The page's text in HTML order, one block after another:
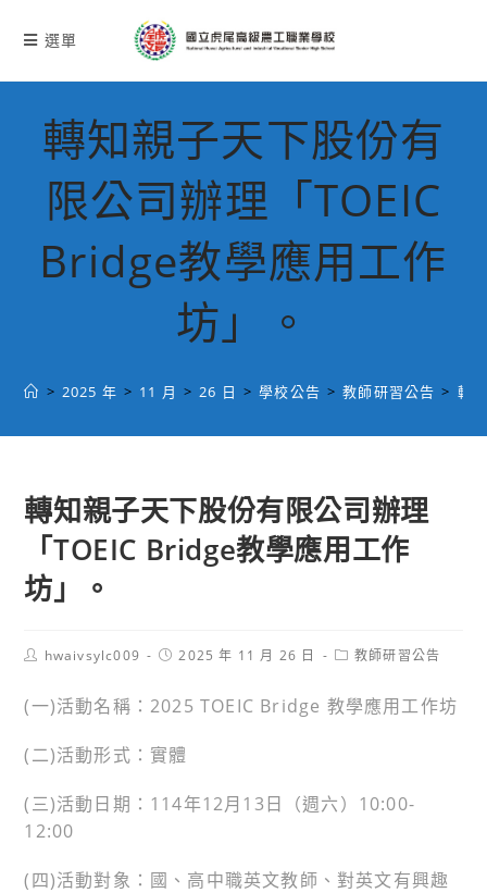
選單
轉知親子天下股份有
限公司辦理「TOEIC
Bridge教學應用工作
坊」。
> 2025 年 > 11 月 > 26 日 > 學校公告 > 教師研習公告 > 轉
轉知親子天下股份有限公司辦理
「TOEIC Bridge教學應用工作
坊」。
Posthwaivsylc009
Post2025 年 11 月 26 日
Post教師研習公告
(一)活動名稱：2025 TOEIC Bridge 教學應用工作坊
(二)活動形式：實體
(三)活動日期：114年12月13日（週六）10:00-
12:00
(四)活動對象：國、高中職英文教師、對英文有興趣